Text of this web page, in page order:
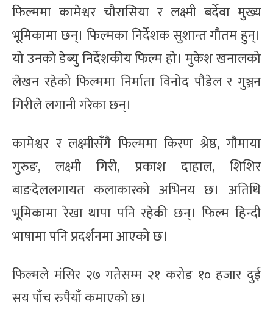
फिल्ममा कामेश्वर चौरासिया र लक्ष्मी बर्देवा मुख्य
भूमिकामा छन्। फिल्मका निर्देशक सुशान्त गौतम हुन्।
यो उनको डेब्यु निर्देशकीय फिल्म हो। मुकेश खनालको
लेखन रहेको फिल्ममा निर्माता विनोद पौडेल र गुञ्जन
गिरीले लगानी गरेका छन्।
कामेश्वर र लक्ष्मीसँगै फिल्ममा किरण श्रेष्ठ, गौमाया
गुरुङ, लक्ष्मी गिरी, प्रकाश दाहाल, शिशिर
बाङदेललगायत कलाकारको अभिनय छ। अतिथि
भूमिकामा रेखा थापा पनि रहेकी छन्। फिल्म हिन्दी
भाषामा पनि प्रदर्शनमा आएको छ।
फिल्मले मंसिर २७ गतेसम्म २१ करोड १० हजार दुई
सय पाँच रुपैयाँ कमाएको छ।